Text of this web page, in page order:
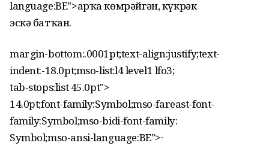
language:BE">арҡа көмрәйгән, күкрәк
эскә батҡан.
margin-bottom:.0001pt;text-align:justify;text-
indent:-18.0pt;mso-list:l4 level1 lfo3;
tab-stops:list 45.0pt">
14.0pt;font-family:Symbol;mso-fareast-font-
family:Symbol;mso-bidi-font-family:
Symbol;mso-ansi-language:BE">·